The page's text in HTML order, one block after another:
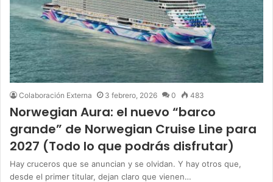
Colaboración Externa 3 febrero, 2026 0 483
Norwegian Aura: el nuevo “barco
grande” de Norwegian Cruise Line para
2027 (Todo lo que podrás disfrutar)
Hay cruceros que se anuncian y se olvidan. Y hay otros que,
desde el primer titular, dejan claro que vienen…